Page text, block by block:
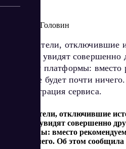
8/11/2023
Артур Головин
Пользователи, отключившие
YouTube, увидят
страницу платформы:
на ней не будет почти
администрация сервиса.
Пользователи, отключившие
YouTube, увидят совершенно
платформы: вместо
почти ничего. Об этом